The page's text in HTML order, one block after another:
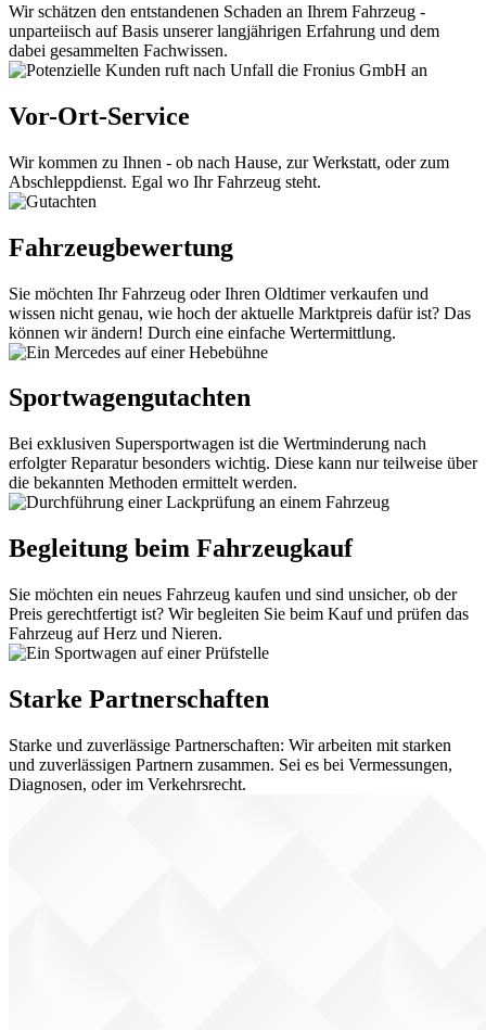
Wir schätzen den entstandenen Schaden an Ihrem Fahrzeug -
unparteiisch auf Basis unserer langjährigen Erfahrung und dem
dabei gesammelten Fachwissen.
Vor-Ort-Service
Wir kommen zu Ihnen - ob nach Hause, zur Werkstatt, oder zum
Abschleppdienst. Egal wo Ihr Fahrzeug steht.
Fahrzeugbewertung
Sie möchten Ihr Fahrzeug oder Ihren Oldtimer verkaufen und
wissen nicht genau, wie hoch der aktuelle Marktpreis dafür ist? Das
können wir ändern! Durch eine einfache Wertermittlung.
Sportwagengutachten
Bei exklusiven Supersportwagen ist die Wertminderung nach
erfolgter Reparatur besonders wichtig. Diese kann nur teilweise über
die bekannten Methoden ermittelt werden.
Begleitung beim Fahrzeugkauf
Sie möchten ein neues Fahrzeug kaufen und sind unsicher, ob der
Preis gerechtfertigt ist? Wir begleiten Sie beim Kauf und prüfen das
Fahrzeug auf Herz und Nieren.
Starke Partnerschaften
Starke und zuverlässige Partnerschaften: Wir arbeiten mit starken
und zuverlässigen Partnern zusammen. Sei es bei Vermessungen,
Diagnosen, oder im Verkehrsrecht.